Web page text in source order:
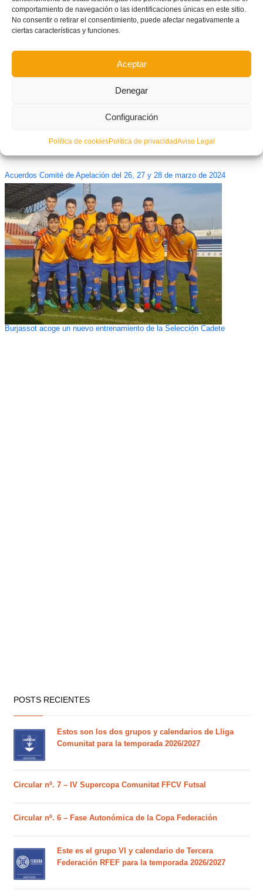
comportamiento de navegación o las identificaciones únicas en este sitio.
No consentir o retirar el consentimiento, puede afectar negativamente a
ciertas características y funciones.
Aceptar
Denegar
Configuración
Política de cookiesPolítica de privacidadAviso Legal
Organigrama de Selecciones Autonómicas – Temporada 2017/18
Acuerdos Comité de Apelación del 26, 27 y 28 de marzo de 2024
Burjassot acoge un nuevo entrenamiento de la Selección Cadete
POSTS RECIENTES
Estos son los dos grupos y calendarios de Lliga
Comunitat para la temporada 2026/2027
Circular nº. 7 – IV Supercopa Comunitat FFCV Futsal
Circular nº. 6 – Fase Autonómica de la Copa Federación
Este es el grupo VI y calendario de Tercera
Federación RFEF para la temporada 2026/2027